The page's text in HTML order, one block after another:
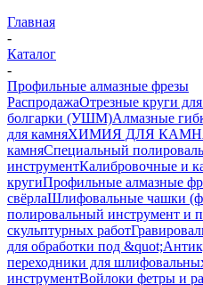
Главная
-
Каталог
-
Профильные алмазные фрезы
РаспродажаОтрезные круги для
болгарки (УШМ)Алмазные
для камняХИМИЯ ДЛЯ
камняСпециальный
инструментКалибровочные и
кругиПрофильные алмазные
свёрлаШлифовальные чашки
полировальный инструмент и
скульптурных работ
для обработки под
переходники для
инструментВойлоки фетры и